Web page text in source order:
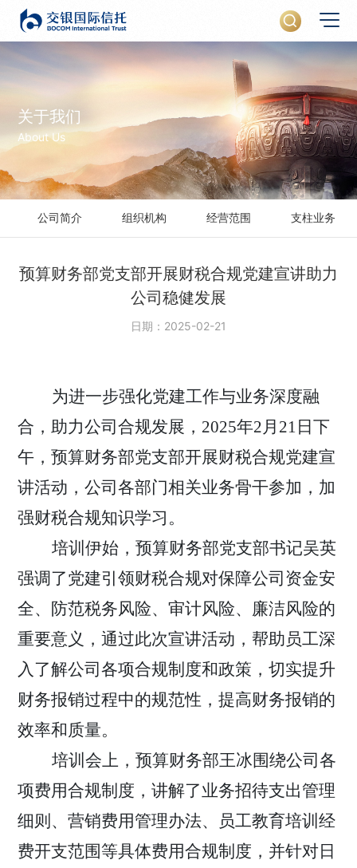
关于我们
About Us
公司简介 组织机构 经营范围 支柱业务
预算财务部党支部开展财税合规党建宣讲助力
公司稳健发展
日期：2025-02-21
为进一步强化党建工作与业务深度融
合，助力公司合规发展， 2025年2月 21 日下
午，预算财务部党支部开展财税合规党建宣
讲活动，公司各部门相关业务骨干参加，加
强财税合规知识学习。
培训伊始，预算财务部党支部书记吴英
强调了党建引领财税合规对保障公司资金安
全、防范税务风险、审计风险、廉洁风险的
重要意义，通过此次宣讲活动，帮助员工深
入了解公司各项合规制度和政策，切实提升
财务报销过程中的规范性，提高财务报销的
效率和质量。
培训会上，预算财务部王冰围绕公司各
项费用合规制度，讲解了业务招待支出管理
细则、营销费用管理办法、员工教育培训经
费开支范围等具体费用合规制度，并针对日